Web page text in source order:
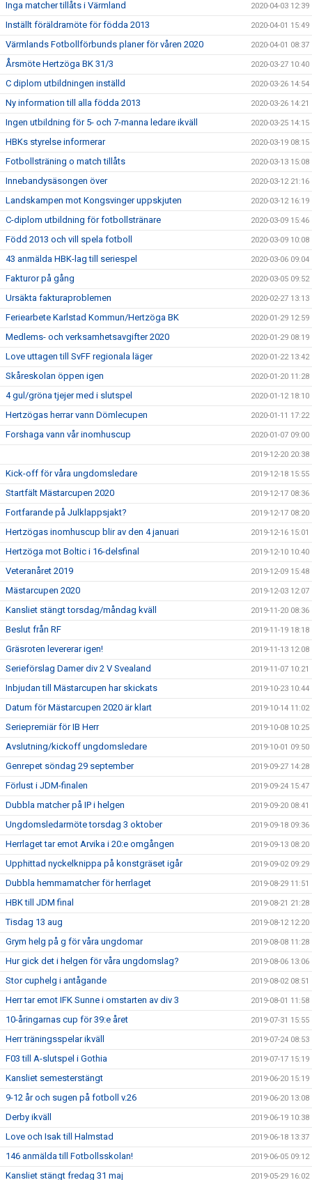
Inga matcher tillåts i Värmland 2020-04-03 12:39
Inställt föräldramöte för födda 2013 2020-04-01 15:49
Värmlands Fotbollförbunds planer för våren 2020 2020-04-01 08:37
Årsmöte Hertzöga BK 31/3 2020-03-27 10:40
C diplom utbildningen inställd 2020-03-26 14:54
Ny information till alla födda 2013 2020-03-26 14:21
Ingen utbildning för 5- och 7-manna ledare ikväll 2020-03-25 14:15
HBKs styrelse informerar 2020-03-19 08:15
Fotbollsträning o match tillåts 2020-03-13 15:08
Innebandysäsongen över 2020-03-12 21:16
Landskampen mot Kongsvinger uppskjuten 2020-03-12 16:19
C-diplom utbildning för fotbollstränare 2020-03-09 15:46
Född 2013 och vill spela fotboll 2020-03-09 10:08
43 anmälda HBK-lag till seriespel 2020-03-06 09:04
Fakturor på gång 2020-03-05 09:52
Ursäkta fakturaproblemen 2020-02-27 13:13
Feriearbete Karlstad Kommun/Hertzöga BK 2020-01-29 12:59
Medlems- och verksamhetsavgifter 2020 2020-01-29 08:19
Love uttagen till SvFF regionala läger 2020-01-22 13:42
Skåreskolan öppen igen 2020-01-20 11:28
4 gul/gröna tjejer med i slutspel 2020-01-12 18:10
Hertzögas herrar vann Dömlecupen 2020-01-11 17:22
Forshaga vann vår inomhuscup 2020-01-07 09:00
2019-12-20 20:38
Kick-off för våra ungdomsledare 2019-12-18 15:55
Startfält Mästarcupen 2020 2019-12-17 08:36
Fortfarande på Julklappsjakt? 2019-12-17 08:20
Hertzögas inomhuscup blir av den 4 januari 2019-12-16 15:01
Hertzöga mot Boltic i 16-delsfinal 2019-12-10 10:40
Veteranåret 2019 2019-12-09 15:48
Mästarcupen 2020 2019-12-03 12:07
Kansliet stängt torsdag/måndag kväll 2019-11-20 08:36
Beslut från RF 2019-11-19 18:18
Gräsroten levererar igen! 2019-11-13 12:08
Serieförslag Damer div 2 V Svealand 2019-11-07 10:21
Inbjudan till Mästarcupen har skickats 2019-10-23 10:44
Datum för Mästarcupen 2020 är klart 2019-10-14 11:02
Seriepremiär för IB Herr 2019-10-08 10:25
Avslutning/kickoff ungdomsledare 2019-10-01 09:50
Genrepet söndag 29 september 2019-09-27 14:28
Förlust i JDM-finalen 2019-09-24 15:47
Dubbla matcher på IP i helgen 2019-09-20 08:41
Ungdomsledarmöte torsdag 3 oktober 2019-09-18 09:36
Herrlaget tar emot Arvika i 20:e omgången 2019-09-13 08:20
Upphittad nyckelknippa på konstgräset igår 2019-09-02 09:29
Dubbla hemmamatcher för herrlaget 2019-08-29 11:51
HBK till JDM final 2019-08-21 21:28
Tisdag 13 aug 2019-08-12 12:20
Grym helg på g för våra ungdomar 2019-08-08 11:28
Hur gick det i helgen för våra ungdomslag? 2019-08-06 13:06
Stor cuphelg i antågande 2019-08-02 08:51
Herr tar emot IFK Sunne i omstarten av div 3 2019-08-01 11:58
10-åringarnas cup för 39:e året 2019-07-31 15:55
Herr träningsspelar ikväll 2019-07-24 08:53
F03 till A-slutspel i Gothia 2019-07-17 15:19
Kansliet semesterstängt 2019-06-20 15:19
9-12 år och sugen på fotboll v.26 2019-06-20 13:08
Derby ikväll 2019-06-19 10:38
Love och Isak till Halmstad 2019-06-18 13:37
146 anmälda till Fotbollsskolan! 2019-06-05 09:12
Kansliet stängt fredag 31 maj 2019-05-29 16:02